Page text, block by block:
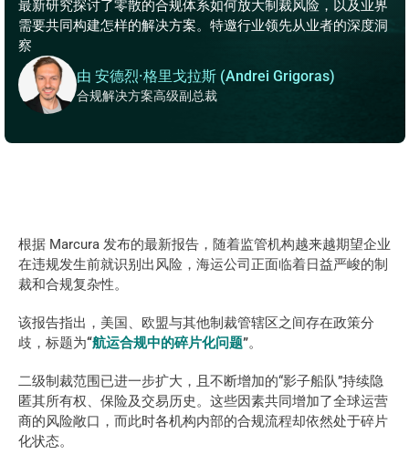
最新研究探讨了零散的合规体系如何放大制裁风险，以及业界
需要共同构建怎样的解决方案。特邀行业领先从业者的深度洞
察
由 安德烈·格里戈拉斯 (Andrei Grigoras)
合规解决方案高级副总裁
根据 Marcura 发布的最新报告，随着监管机构越来越期望企业
在违规发生前就识别出风险，海运公司正面临着日益严峻的制
裁和合规复杂性。
该报告指出，美国、欧盟与其他制裁管辖区之间存在政策分
歧，标题为“航运合规中的碎片化问题”。
二级制裁范围已进一步扩大，且不断增加的“影子船队”持续隐
匿其所有权、保险及交易历史。这些因素共同增加了全球运营
商的风险敞口，而此时各机构内部的合规流程却依然处于碎片
化状态。